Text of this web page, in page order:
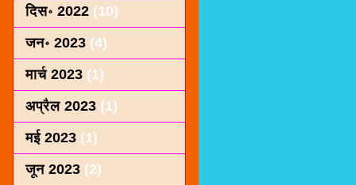
दिस॰ 2022 (10)
जन॰ 2023 (4)
मार्च 2023 (1)
अप्रैल 2023 (1)
मई 2023 (1)
जून 2023 (2)